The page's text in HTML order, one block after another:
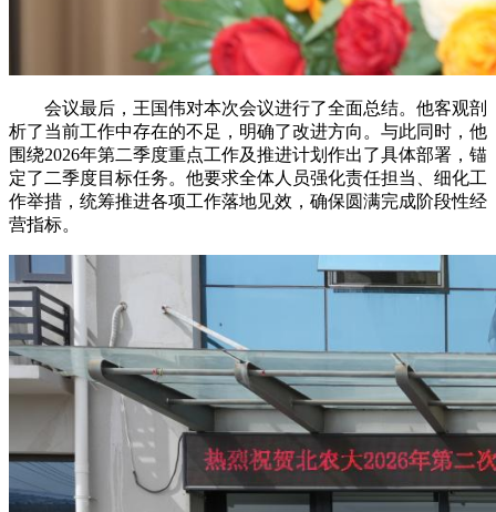
会议最后，王国伟对本次会议进行了全面总结。他客观剖
析了当前工作中存在的不足，明确了改进方向。与此同时，他
围绕2026年第二季度重点工作及推进计划作出了具体部署，锚
定了二季度目标任务。他要求全体人员强化责任担当、细化工
作举措，统筹推进各项工作落地见效，确保圆满完成阶段性经
营指标。